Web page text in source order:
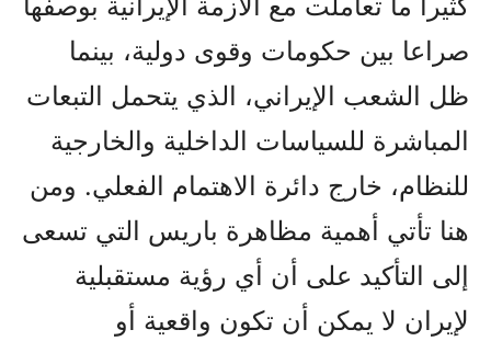
صراعا بين حكومات وقوى دولية، بينما
ظل الشعب الإيراني، الذي يتحمل التبعات
المباشرة للسياسات الداخلية والخارجية
للنظام، خارج دائرة الاهتمام الفعلي. ومن
هنا تأتي أهمية مظاهرة باريس التي تسعى
إلى التأكيد على أن أي رؤية مستقبلية
لإيران لا يمكن أن تكون واقعية أو